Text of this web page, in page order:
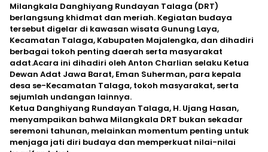
Milangkala Danghiyang Rundayan Talaga (DRT)
berlangsung khidmat dan meriah. Kegiatan budaya
tersebut digelar di kawasan wisata Gunung Laya,
Kecamatan Talaga, Kabupaten Majalengka, dan dihadiri
berbagai tokoh penting daerah serta masyarakat
adat.Acara ini dihadiri oleh Anton Charlian selaku Ketua
Dewan Adat Jawa Barat, Eman Suherman, para kepala
desa se-Kecamatan Talaga, tokoh masyarakat, serta
sejumlah undangan lainnya.
‎Ketua Danghiyang Rundayan Talaga, H. Ujang Hasan,
menyampaikan bahwa Milangkala DRT bukan sekadar
seremoni tahunan, melainkan momentum penting untuk
menjaga jati diri budaya dan memperkuat nilai-nilai